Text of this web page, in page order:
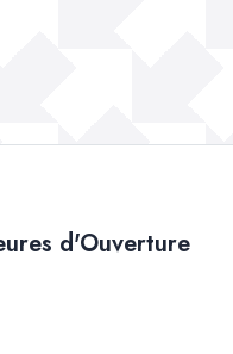
d'Ouverture